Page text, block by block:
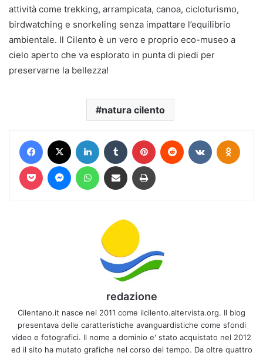
attività come trekking, arrampicata, canoa, cicloturismo,
birdwatching e snorkeling senza impattare l’equilibrio
ambientale. Il Cilento è un vero e proprio eco-museo a
cielo aperto che va esplorato in punta di piedi per
preservarne la bellezza!
natura cilento
Facebook LinkedIn Tumblr Pinterest Reddit VKontakte
Pocket MessengerWhatsAppCondividi via mail Stampa
redazione
Cilentano.it nasce nel 2011 come ilcilento.altervista.org. Il blog
presentava delle caratteristiche avanguardistiche come sfondi
video e fotografici. Il nome a dominio e' stato acquistato nel 2012
ed il sito ha mutato grafiche nel corso del tempo. Da oltre quattro